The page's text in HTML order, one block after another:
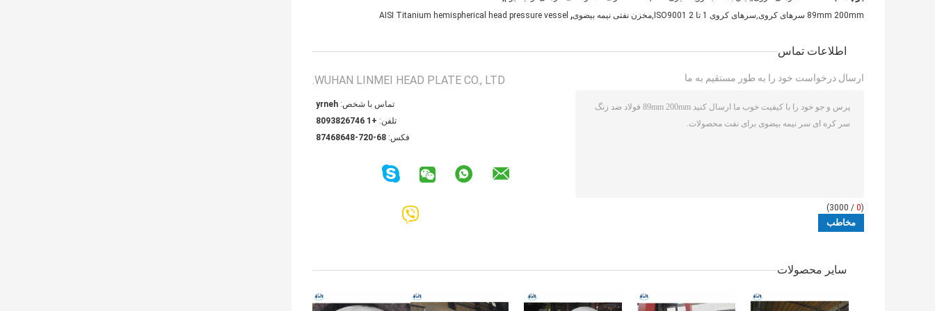
89mm 200mm سرهای کروی,سرهای کروی 1 تا 2 ISO9001,مخزن نفتی نیمه بیضوی ,
AISI Titanium hemispherical head pressure vessel
اطلاعات تماس
WUHAN LINMEI HEAD PLATE CO., LTD.
تماس با شخص: henry
تلفن: +1 6476283908
فکس: 86-027-84686478
ارسال درخواست خود را به طور مستقیم به ما
(
0
/ 3000)
سایر محصولات